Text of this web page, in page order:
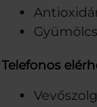
Telefonos